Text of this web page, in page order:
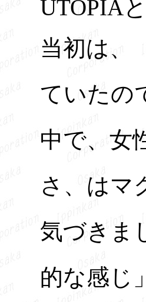
UTOPIA
当初は、
ていたの
中で、女
さ、はマ
気づきま
的な感じ